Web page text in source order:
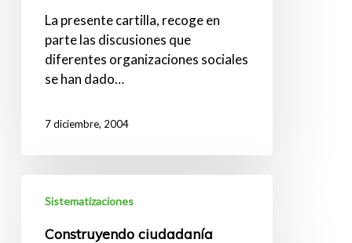
Experiencia
Paraguay
La presente cartilla, recoge en
parte las discusiones que
diferentes organizaciones sociales
se han dado…
7 diciembre, 2004
ciudadanía
Sistematizaciones
Construyendo ciudadanía